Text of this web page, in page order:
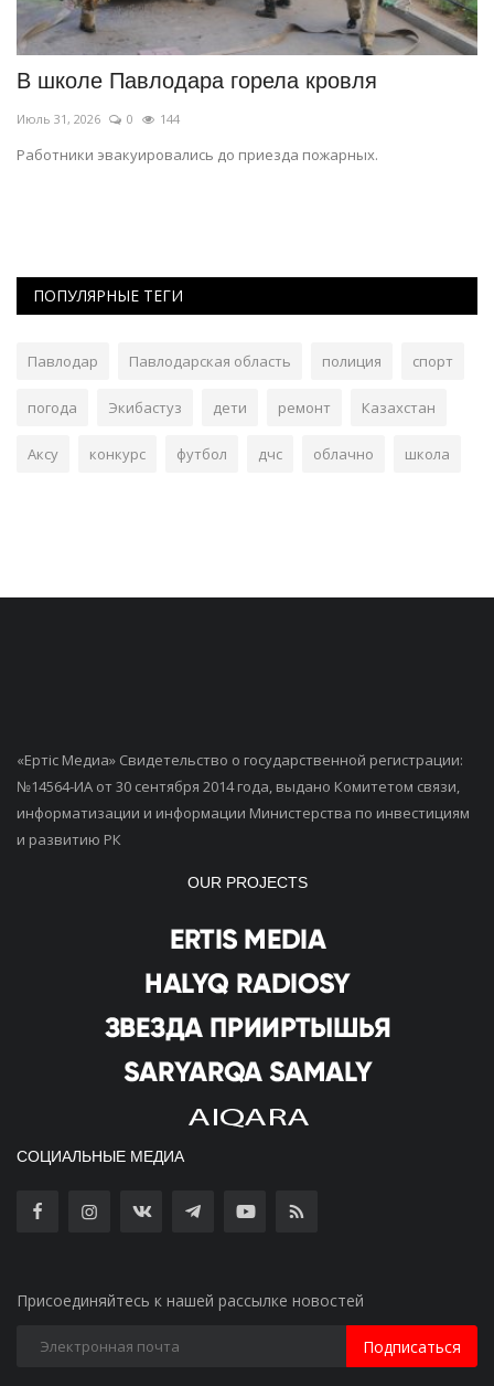
В школе Павлодара горела кровля
Июль 31, 2026 0 144
Работники эвакуировались до приезда пожарных.
ПОПУЛЯРНЫЕ ТЕГИ
Павлодар Павлодарская область полиция спорт
погода Экибастуз дети ремонт Казахстан
Аксу конкурс футбол дчс облачно школа
«Ертiс Медиа» Свидетельство о государственной регистрации:
№14564-ИА от 30 сентября 2014 года, выдано Комитетом связи,
информатизации и информации Министерства по инвестициям
и развитию РК
OUR PROJECTS
СОЦИАЛЬНЫЕ МЕДИА
Присоединяйтесь к нашей рассылке новостей
Подписаться